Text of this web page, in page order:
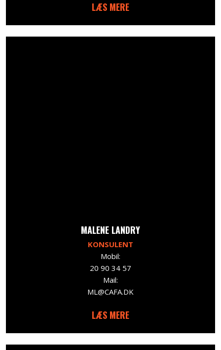
LÆS MERE
​MALENE LANDRY
KONSULENT
Mobil:
20 90 34 57
Mail:
ML@CAFA.DK
LÆS MERE